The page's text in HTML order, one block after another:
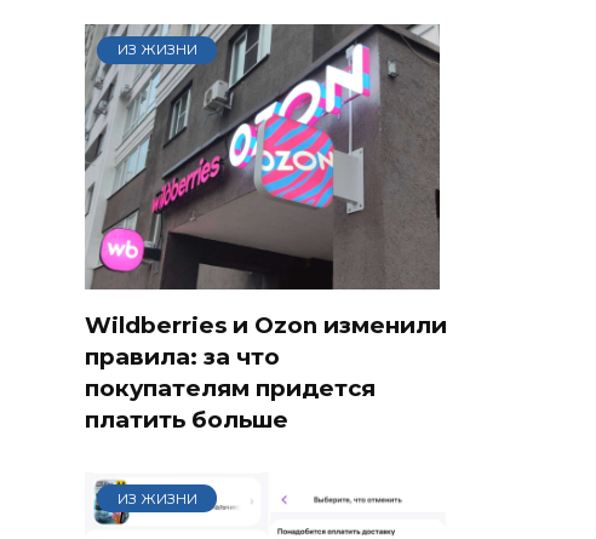
ИЗ ЖИЗНИ
Wildberries и Ozon изменили
правила: за что
покупателям придется
платить больше
ИЗ ЖИЗНИ